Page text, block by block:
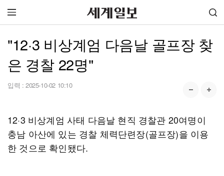
"12·3 비상계엄 다음날 골프장 찾
은 경찰 22명"
입력 : 2025-10-02 10:10
12·3 비상계엄 사태 다음날 현직 경찰관 20여명이
충남 아산에 있는 경찰 체력단련장(골프장)을 이용
한 것으로 확인됐다.